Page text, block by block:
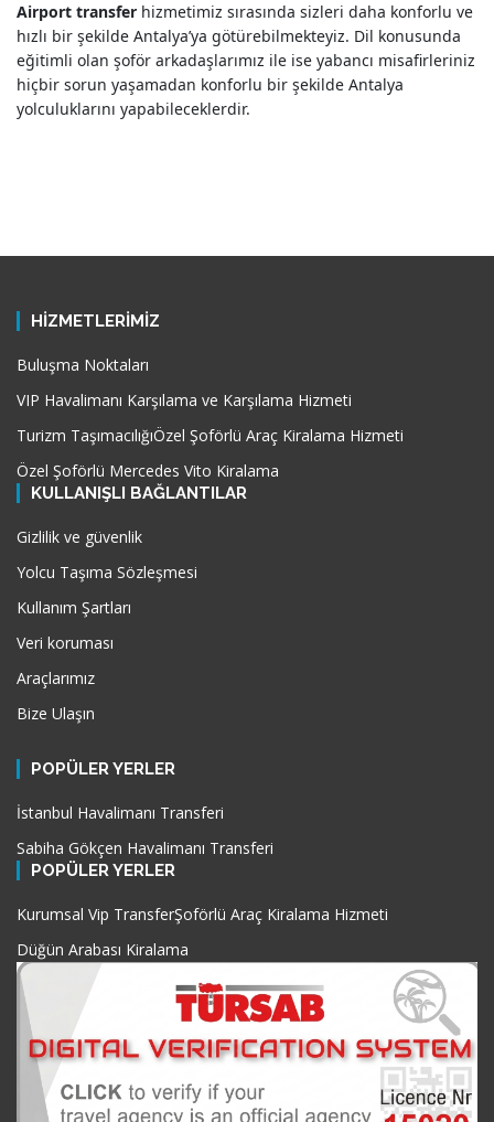
Airport transfer hizmetimiz sırasında sizleri daha konforlu ve
hızlı bir şekilde Antalya’ya götürebilmekteyiz. Dil konusunda
eğitimli olan şoför arkadaşlarımız ile ise yabancı misafirleriniz
hiçbir sorun yaşamadan konforlu bir şekilde Antalya
yolculuklarını yapabileceklerdir.
HİZMETLERİMİZ
Buluşma Noktaları
VIP Havalimanı Karşılama ve Karşılama Hizmeti
Turizm TaşımacılığıÖzel Şoförlü Araç Kiralama Hizmeti
Özel Şoförlü Mercedes Vito Kiralama
KULLANIŞLI BAĞLANTILAR
Gizlilik ve güvenlik
Yolcu Taşıma Sözleşmesi
Kullanım Şartları
Veri koruması
Araçlarımız
Bize Ulaşın
POPÜLER YERLER
İstanbul Havalimanı Transferi
Sabiha Gökçen Havalimanı Transferi
POPÜLER YERLER
Kurumsal Vip TransferŞoförlü Araç Kiralama Hizmeti
Düğün Arabası Kiralama